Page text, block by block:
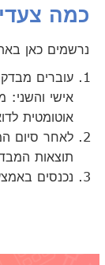
כמה
נרשמים כאן
אישי והשני:
אוטומטית
לאחר סיום
תוצאות
נכנסים